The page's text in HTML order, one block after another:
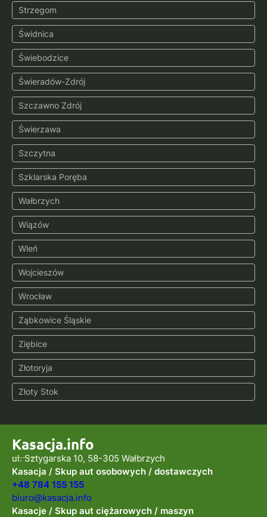
Strzegom
Świdnica
Świebodzice
Świeradów-Zdrój
Szczawno Zdrój
Świerzawa
Szczytna
Szklarska Poręba
Wałbrzych
Wiązów
Wleń
Wojcieszów
Wrocław
Ząbkowice Śląskie
Ziębice
Złotoryja
Złoty Stok
Kasacja.info
ul. Sztygarska 10, 58-305 Wałbrzych
Kasacja / Skup aut osobowych / dostawczych
+48 784 155 155
biuro@kasacja.info
Kasacje / Skup aut ciężarowych / maszyn